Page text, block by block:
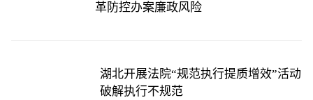
革防控办案廉政风险
湖北开展法院“规范执行提质增效”活动
破解执行不规范